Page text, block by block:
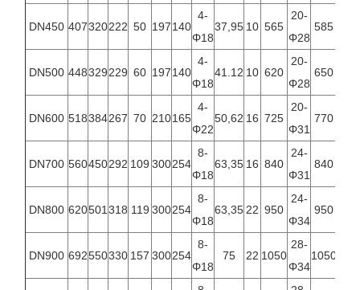
DN450 407320222 50 197140
4-
Φ18
37,95 10 565
20-
Φ28
585
DN500 448329229 60 197140
4-
Φ18
41.12 10 620
20-
Φ28
650
DN600 518384267 70 210165
4-
Φ22
50,62 16 725
20-
Φ31
770
DN700 560450292 109 300254
8-
Φ18
63,35 16 840
24-
Φ31
840
DN800 620501 318 119 300254
8-
Φ18
63,35 22 950
24-
Φ34
950
DN900 692550330 157 300254
8-
Φ18
75 22 1050
28-
Φ34
1050